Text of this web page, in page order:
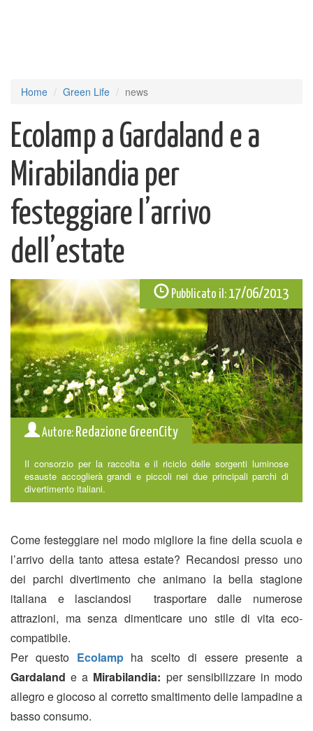
Home Green Life news
Ecolamp a Gardaland e a
Mirabilandia per
festeggiare l’arrivo
dell’estate
Pubblicato il:17/06/2013
Autore: Redazione GreenCity
Il consorzio per la raccolta e il riciclo delle sorgenti luminose
esauste accoglierà grandi e piccoli nei due principali parchi di
divertimento italiani.
Come festeggiare nel modo migliore la fine della scuola e
l’arrivo della tanto attesa estate? Recandosi presso uno
dei parchi divertimento che animano la bella stagione
italiana e lasciandosi trasportare dalle numerose
attrazioni, ma senza dimenticare uno stile di vita eco-
compatibile.
Per questo Ecolampha scelto di essere presente a
Gardalande a Mirabilandia: per sensibilizzare in modo
allegro e giocoso al corretto smaltimento delle lampadine a
basso consumo.